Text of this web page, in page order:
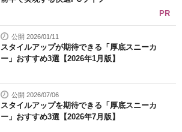
PR
公開 2026/01/11
スタイルアップが期待できる「厚底スニーカ
ー」おすすめ3選【2026年1月版】
公開 2026/07/06
スタイルアップを期待できる「厚底スニーカ
ー」おすすめ3選【2026年7月版】